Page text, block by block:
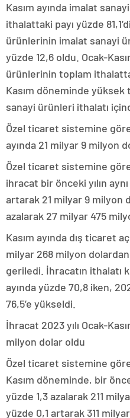
Kasım ayında imalat
ithalattaki payı yüzde
ürünlerinin imalat sanayi
yüzde 12,6 oldu. Ocak-
ürünlerinin toplam
Kasım döneminde
sanayi ürünleri ithalatı
Özel ticaret sistemine göre
ayında 21 milyar 9 milyon
Özel ticaret sistemine göre,
ihracat bir önceki yılın
artarak 21 milyar 9 milyon
azalarak 27 milyar 475
Kasım ayında dış ticaret
milyar 268 milyon
geriledi. İhracatın ithalatı
ayında yüzde 70,8 iken,
76,5’e yükseldi.
İhracat 2023 yılı Ocak-
milyon dolar oldu
Özel ticaret sistemine
Kasım döneminde, bir
yüzde 1,3 azalarak 211
yüzde 0,1 artarak 311